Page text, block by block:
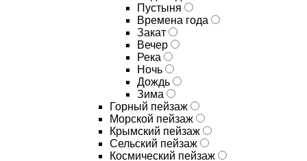
Пустыня
Времена года
Закат
Вечер
Река
Ночь
Дождь
Зима
Горный пейзаж
Морской пейзаж
Крымский пейзаж
Сельский пейзаж
Космический пейзаж